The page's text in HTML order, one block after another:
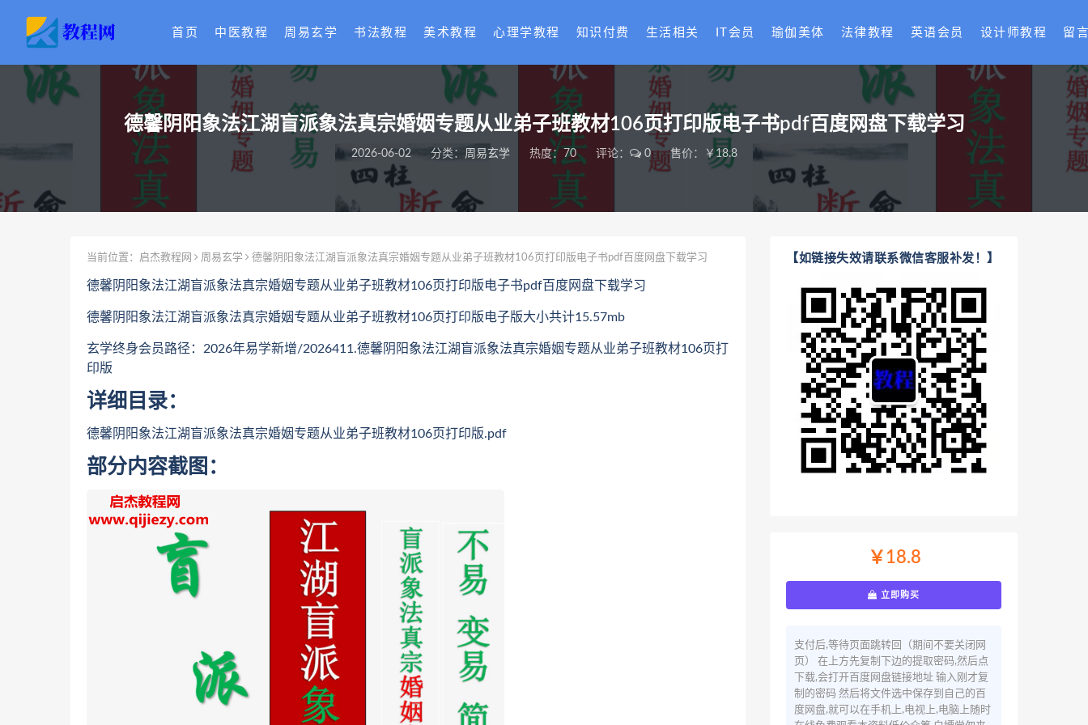
首页 中医教程 周易玄学 书法教程 美术教程 心理学教程 知识付费 生活相关 IT会员 瑜伽美体 法律教程 英语会员 设计师教程 留
德馨阴阳象法江湖盲派象法真宗婚姻专题从业弟子班教材106页打印版电子书pdf百度网盘下载学习
2026-06-02 分类： 周易玄学 热度：70 评论： 0 售价：￥18.8
当前位置： 启杰教程网 周易玄学 德馨阴阳象法江湖盲派象法真宗婚姻专题从业弟子班教材106页打印版电子书pdf百度网盘下载学习
德馨阴阳象法江湖盲派象法真宗婚姻专题从业弟子班教材106页打印版电子书pdf百度网盘下载学习
德馨阴阳象法江湖盲派象法真宗婚姻专题从业弟子班教材106页打印版电子版大小共计15.57mb
玄学终身会员路径：2026年易学新增/2026411.德馨阴阳象法江湖盲派象法真宗婚姻专题从业弟子班教材106页打
印版
详细目录：
德馨阴阳象法江湖盲派象法真宗婚姻专题从业弟子班教材106页打印版.pdf
部分内容截图：
【如链接失效请联系微信客服补发！】
￥18.8
立即购买
支付后,等待页面跳转回（期间不要关闭网
页） 在上方先复制下边的提取密码,然后点
下载,会打开百度网盘链接地址 输入刚才复
制的密码 然后将文件选中保存到自己的百
度网盘,就可以在手机上,电视上,电脑上随时